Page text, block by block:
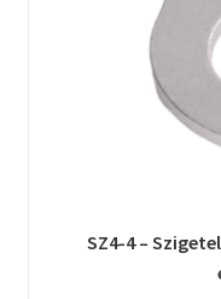
SZ4-4 –